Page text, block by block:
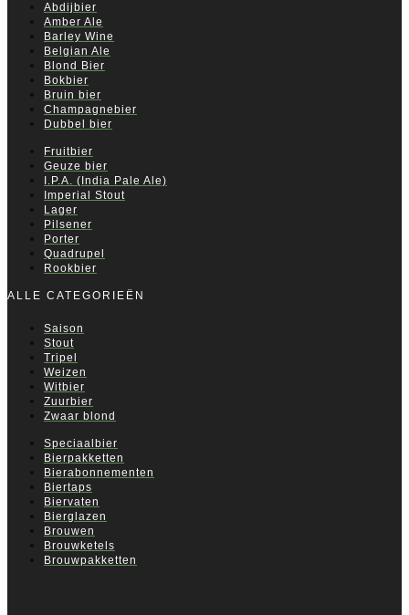
Abdijbier
Amber Ale
Barley Wine
Belgian Ale
Blond Bier
Bokbier
Bruin bier
Champagnebier
Dubbel bier
Fruitbier
Geuze bier
I.P.A. (India Pale Ale)
Imperial Stout
Lager
Pilsener
Porter
Quadrupel
Rookbier
ALLE CATEGORIEËN
Saison
Stout
Tripel
Weizen
Witbier
Zuurbier
Zwaar blond
Speciaalbier
Bierpakketten
Bierabonnementen
Biertaps
Biervaten
Bierglazen
Brouwen
Brouwketels
Brouwpakketten